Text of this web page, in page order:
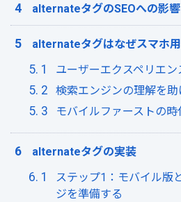
alternateタグのSEOへの影響
alternateタグはなぜスマホ
ユーザーエクスペリエン
検索エンジンの理解を助
モバイルファーストの
alternateタグの実装
ステップ1：モバイル版
ジを準備する